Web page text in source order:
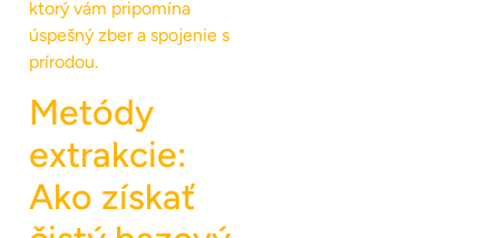
ktorý vám pripomína
úspešný zber a spojenie s
prírodou.
Metódy
extrakcie:
Ako získať